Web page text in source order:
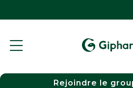
Rejoindre le